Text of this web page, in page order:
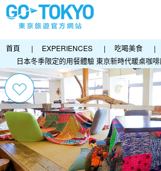
首頁 | EXPERIENCES | 吃喝美食
|
日本冬季限定的用餐體驗 東京新時代暖桌咖